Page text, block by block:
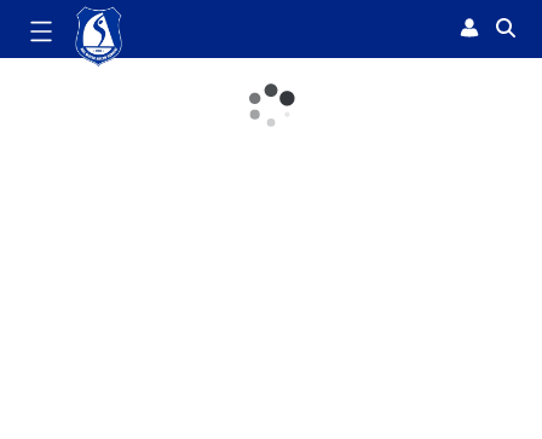
Koszulka polo męska 2025/